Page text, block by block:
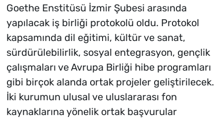
Goethe Enstitüsü İzmir Şubesi arasında
yapılacak iş birliği protokolü oldu. Protokol
kapsamında dil eğitimi, kültür ve sanat,
sürdürülebilirlik, sosyal entegrasyon, gençlik
çalışmaları ve Avrupa Birliği hibe programları
gibi birçok alanda ortak projeler geliştirilecek.
İki kurumun ulusal ve uluslararası fon
kaynaklarına yönelik ortak başvurular